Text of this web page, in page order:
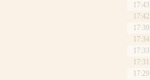
17:43
17:42
17:39
17:34
17:33
17:31
17:29